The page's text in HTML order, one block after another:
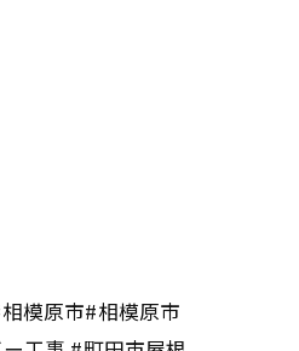
模原市#相模原市